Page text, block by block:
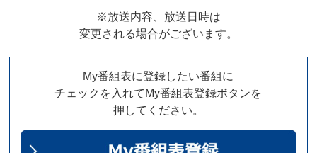
※放送内容、放送日時は
変更される場合がございます。
My番組表に登録したい番組に
チェックを入れてMy番組表登録ボタンを
押してください。